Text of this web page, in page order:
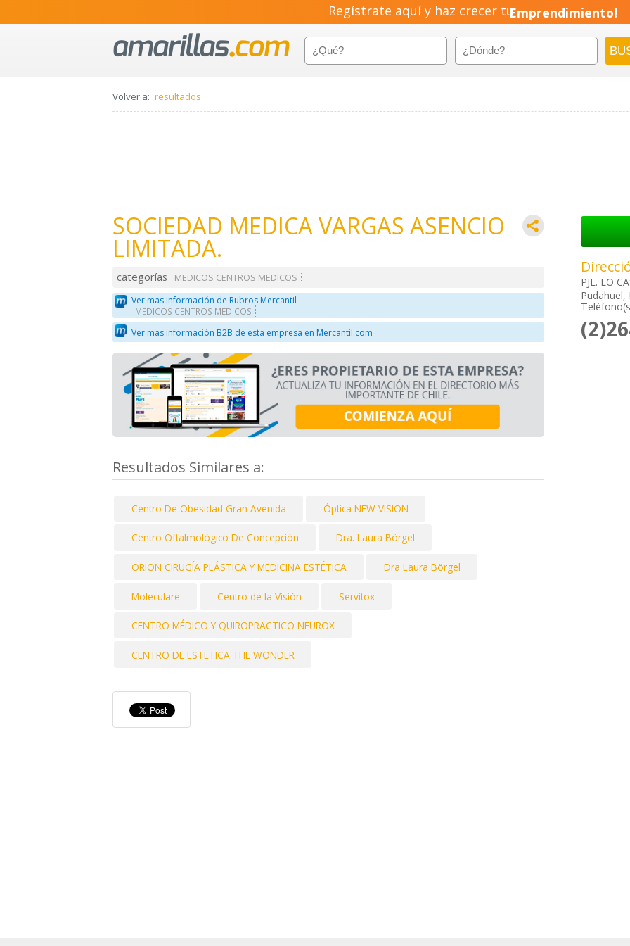
Regístrate aquí y haz crecer tuEmprendimiento!
Volver a: resultados
SOCIEDAD MEDICA VARGAS ASENCIO
LIMITADA.
categorías
MEDICOS CENTROS MEDICOS
Ver mas información de Rubros Mercantil
MEDICOS CENTROS MEDICOS
Ver mas información B2B de esta empresa en Mercantil.com
Resultados Similares a:
Centro De Obesidad Gran Avenida Óptica NEW VISION
Centro Oftalmológico De Concepción Dra. Laura Börgel
ORION CIRUGÍA PLÁSTICA Y MEDICINA ESTÉTICA Dra Laura Börgel
Moleculare Centro de la Visión Servitox
CENTRO MÉDICO Y QUIROPRACTICO NEUROX
CENTRO DE ESTETICA THE WONDER
PJE. LO